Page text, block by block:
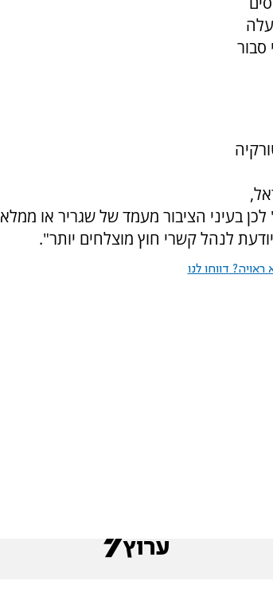
סבור
אבל בציבור הרחב רגילים לקשרים שנמשכים משנת 49' לכן בעיני הציבור מעמד של שגריר או ממלא
לנהל קשרי חוץ מוצלחים יותר".
דווחו לנו